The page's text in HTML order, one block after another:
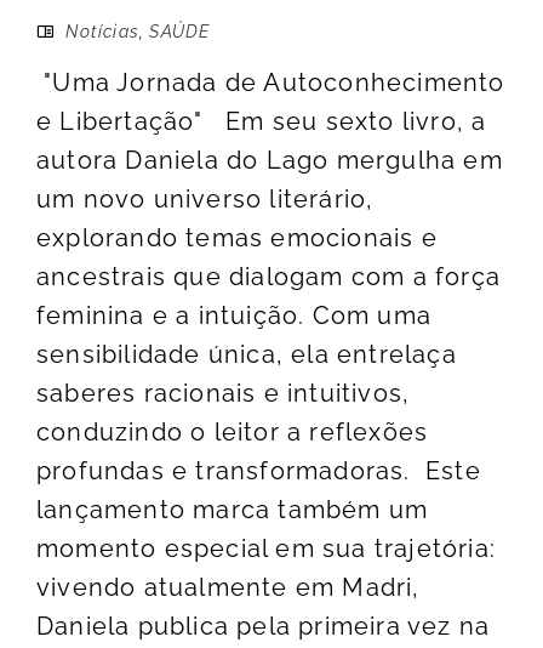
Notícias ,SAÚDE
"Uma Jornada de Autoconhecimento
e Libertação" Em seu sexto livro, a
autora Daniela do Lago mergulha em
um novo universo literário,
explorando temas emocionais e
ancestrais que dialogam com a força
feminina e a intuição. Com uma
sensibilidade única, ela entrelaça
saberes racionais e intuitivos,
conduzindo o leitor a reflexões
profundas e transformadoras. Este
lançamento marca também um
momento especial em sua trajetória:
vivendo atualmente em Madri,
Daniela publica pela primeira vez na